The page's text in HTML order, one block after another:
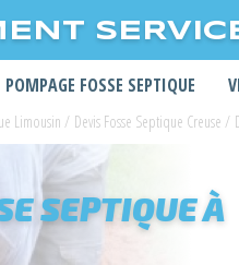
POMPAGE FOSSE SEPTIQUE
Limousin / Devis Fosse Septique Creuse /
SEPTIQUE À